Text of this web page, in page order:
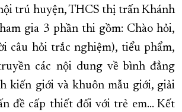
trú huyện, THCS thị trấn Khánh
gia 3 phần thi gồm: Chào hỏi,
câu hỏi trắc nghiệm), tiểu phẩm,
các nội dung về bình đẳng
kiến giới và khuôn mẫu giới, giải
đề cấp thiết đối với trẻ em... Kết